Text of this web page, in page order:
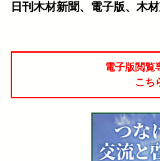
日刊木材新聞、電子版、木
電子版閲覧
こち